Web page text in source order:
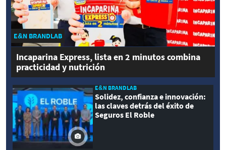
E&N BRANDLAB
Incaparina Express, lista en 2 minutos combina
practicidad y nutrición
E&N BRANDLAB
Solidez, confianza e innovación:
las claves detrás del éxito de
Seguros El Roble